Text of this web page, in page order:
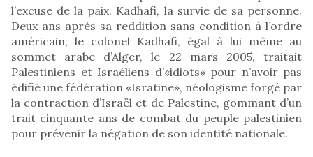
l’excuse de la paix. Kadhafi, la survie de sa personne.
Deux ans après sa reddition sans condition à l’ordre
américain, le colonel Kadhafi, égal à lui même au
sommet arabe d’Alger, le 22 mars 2005, traitait
Palestiniens et Israéliens d’«idiots» pour n’avoir pas
édifié une fédération «Isratine», néologisme forgé par
la contraction d’Israël et de Palestine, gommant d’un
trait cinquante ans de combat du peuple palestinien
pour prévenir la négation de son identité nationale.